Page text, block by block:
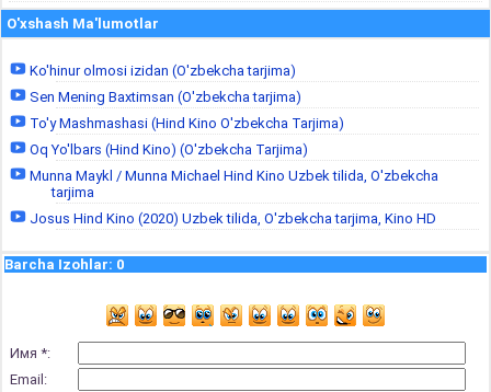
O'xshash Ma'lumotlar
Ko'hinur olmosi izidan (O'zbekcha tarjima)
Sen Mening Baxtimsan (O'zbekcha tarjima)
To'y Mashmashasi (Hind Kino O'zbekcha Tarjima)
Oq Yo'lbars (Hind Kino) (O'zbekcha Tarjima)
Munna Maykl / Munna Michael Hind Kino Uzbek tilida, O'zbekcha
tarjima
Josus Hind Kino (2020) Uzbek tilida, O'zbekcha tarjima, Kino HD
Barcha Izohlar: 0
Имя *:
Email: